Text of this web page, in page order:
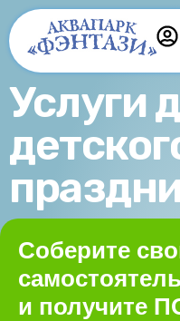
Услуги
Соберите
и получите